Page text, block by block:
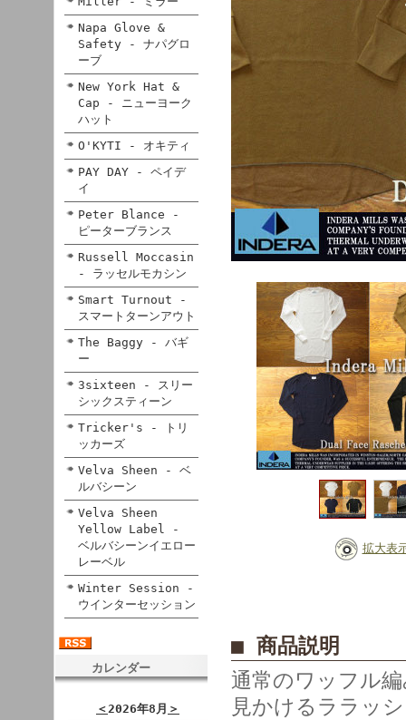
Napa Glove &
Safety - ナパグロ
ーブ
New York Hat &
Cap - ニューヨーク
ハット
O'KYTI - オキティ
PAY DAY - ペイデ
イ
Peter Blance -
ピーターブランス
Russell Moccasin
- ラッセルモカシン
Smart Turnout -
スマートターンアウト
The Baggy - バギ
ー
3sixteen - スリー
シックスティーン
Tricker's - トリ
ッカーズ
Velva Sheen - ベ
ルバシーン
Velva Sheen
Yellow Label -
ベルバシーンイエロー
レーベル
Winter Session -
ウインターセッション
カレンダー
＜2026年8月 ＞
拡大表
■ 商品説明
通常のワッフル
見かけるララッ